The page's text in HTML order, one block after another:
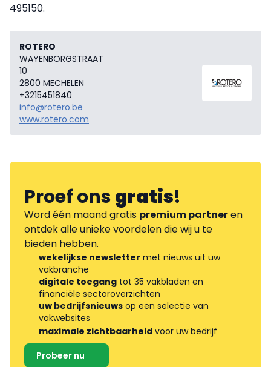
495150.
ROTERO
WAYENBORGSTRAAT
10
2800 MECHELEN
+3215451840
info@rotero.be
www.rotero.com
Proef onsgratis!
Word één maand gratis premium partneren
ontdek alle unieke voordelen die wij u te
bieden hebben.
wekelijkse newsletter met nieuws uit uw
vakbranche
digitale toegang tot 35 vakbladen en
financiële sectoroverzichten
uw bedrijfsnieuws op een selectie van
vakwebsites
maximale zichtbaarheid voor uw bedrijf
Probeer nu